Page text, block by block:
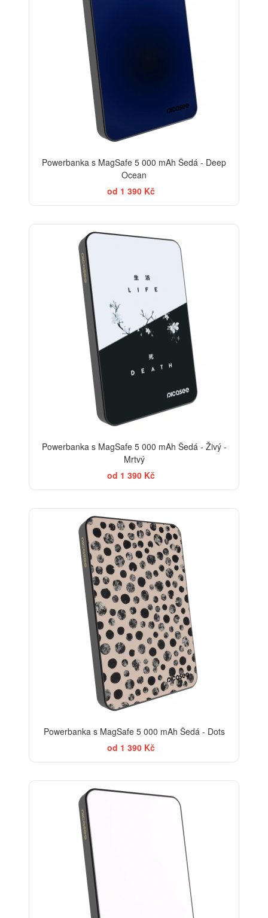
Powerbanka s MagSafe 5 000 mAh Šedá - Deep
Ocean
od 1 390 Kč
Powerbanka s MagSafe 5 000 mAh Šedá - Živý -
Mrtvý
od 1 390 Kč
Powerbanka s MagSafe 5 000 mAh Šedá - Dots
od 1 390 Kč